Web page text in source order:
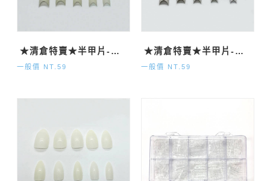
★清倉特賣★半甲片-自然500P
一般價 NT.59
★清倉特賣★半甲片-法式500P
一般價 NT.59